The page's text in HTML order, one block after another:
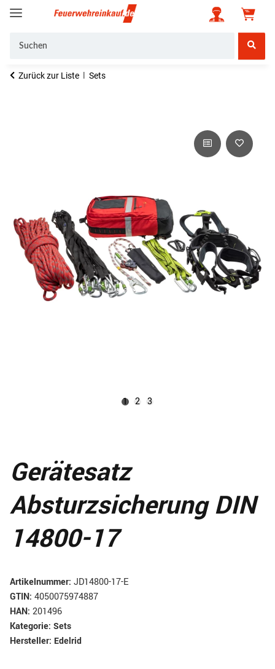
Zurück zur Liste Sets
1 2 3
Gerätesatz
Absturzsicherung DIN
14800-17
Artikelnummer: JD14800-17-E
GTIN: 4050075974887
HAN: 201496
Kategorie: Sets
Hersteller: Edelrid